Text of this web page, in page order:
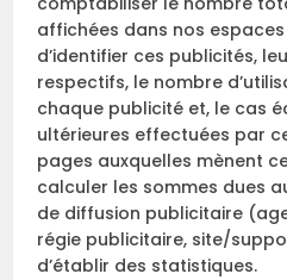
affichées dans nos
d’identifier ces publicités,
respectifs, le nombre
chaque publicité et, le cas
ultérieures effectuées par
pages auxquelles mènent
calculer les sommes dues
de diffusion publicitaire
régie publicitaire, site/
d’établir des statistiques.